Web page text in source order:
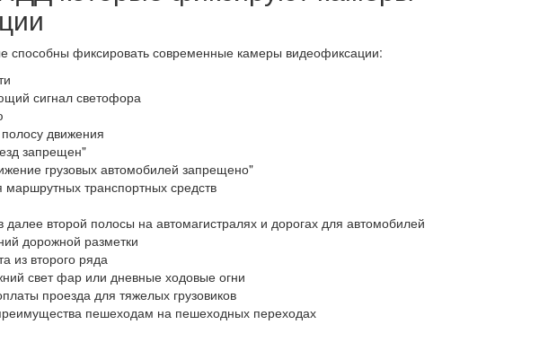
способны фиксировать современные камеры видеофиксации:
сигнал светофора
движения
запрещен"
грузовых автомобилей запрещено"
маршрутных транспортных средств
далее второй полосы на автомагистралях и дорогах для автомобилей
дорожной разметки
из второго ряда
свет фар или дневные ходовые огни
проезда для тяжелых грузовиков
пешеходам на пешеходных переходах